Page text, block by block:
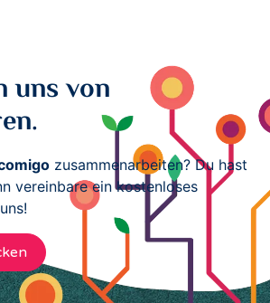
uns von
zusammenarbeiten? Du hast
vereinbare ein kostenloses